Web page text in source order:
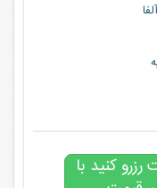
کنید با